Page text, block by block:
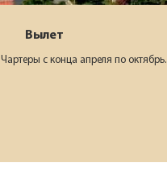
Вылет
Чартеры с конца апреля по октябрь.